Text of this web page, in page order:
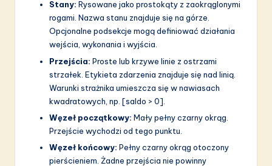
Stany: Rysowane jako prostokąty z zaokrąglonymi
rogami. Nazwa stanu znajduje się na górze.
Opcjonalne podsekcje mogą definiować działania
wejścia, wykonania i wyjścia.
Przejścia: Proste lub krzywe linie z ostrzami
strzałek. Etykieta zdarzenia znajduje się nad linią.
Warunki strażnika umieszcza się w nawiasach
kwadratowych, np. [saldo > 0].
Węzeł początkowy: Mały pełny czarny okrąg.
Przejście wychodzi od tego punktu.
Węzeł końcowy: Pełny czarny okrąg otoczony
pierścieniem. Żadne przejścia nie powinny